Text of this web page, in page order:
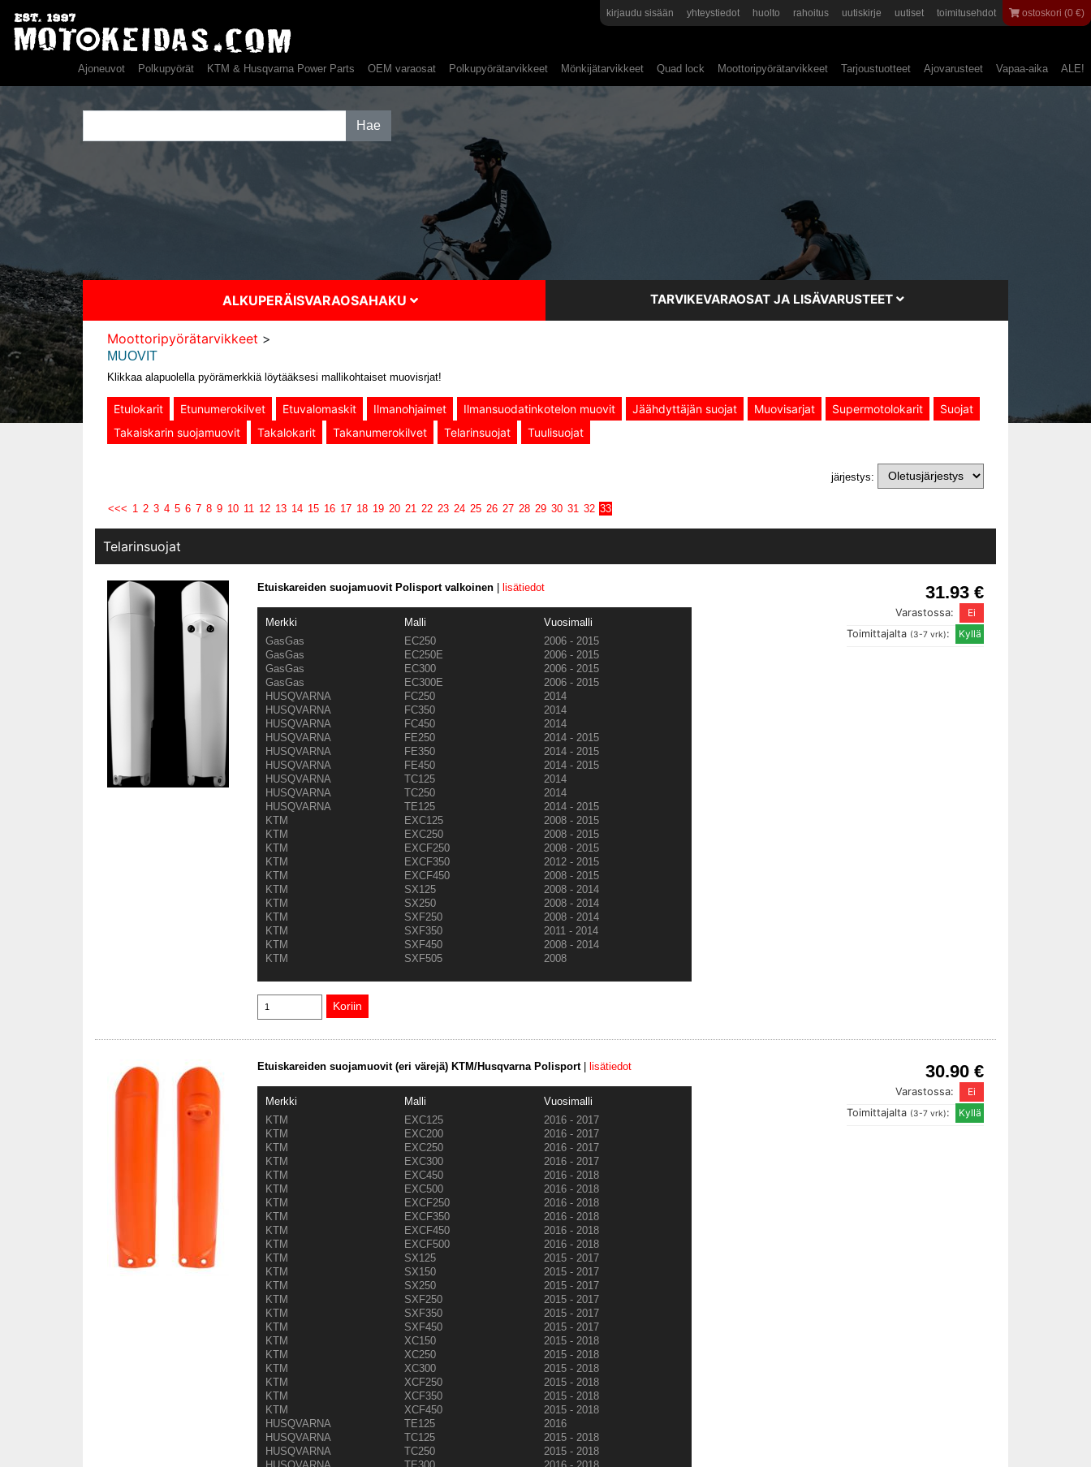
kirjaudu sisään yhteystiedot huolto rahoitus uutiskirje uutiset toimitusehdot ostoskori (0 €)
Ajoneuvot Polkupyörät KTM & Husqvarna Power Parts OEM varaosat Polkupyörätarvikkeet Mönkijätarvikkeet Quad lock Moottoripyörätarvikkeet Tarjoustuotteet Ajovarusteet Vapaa-aika ALE!
ALKUPERÄISVARAOSAHAKU TARVIKEVARAOSAT JA LISÄVARUSTEET
Moottoripyörätarvikkeet >
MUOVIT
Klikkaa alapuolella pyörämerkkiä löytääksesi mallikohtaiset muovisrjat!
Etulokarit Etunumerokilvet Etuvalomaskit Ilmanohjaimet Ilmansuodatinkotelon muovit Jäähdyttäjän suojat Muovisarjat Supermotolokarit
Suojat
Takaiskarin suojamuovit
Takalokarit Takanumerokilvet Telarinsuojat Tuulisuojat
järjestys:
<<< 1 2 3 4 5 6 7 8 9 10 11 12 13 14 15 16 17 18 19 20 21 22 23 24 25 26 27 28 29 30 31 32 33
Telarinsuojat
31.93 €
Varastossa:
Toimittajalta (3-7 vrk):
Etuiskareiden suojamuovit Polisport valkoinen lisätiedot
Merkki Malli
Vuosimalli
GasGas
EC250
2006 - 2015
GasGas
EC250E
2006 - 2015
GasGas
EC300
2006 - 2015
GasGas
EC300E
2006 - 2015
HUSQVARNA
FC250
2014
HUSQVARNA
FC350
2014
HUSQVARNA
FC450
2014
HUSQVARNA
FE250
2014 - 2015
HUSQVARNA
FE350
2014 - 2015
HUSQVARNA
FE450
2014 - 2015
HUSQVARNA
TC125
2014
HUSQVARNA
TC250
2014
HUSQVARNA
TE125
2014 - 2015
KTM
EXC125
2008 - 2015
KTM
EXC250
2008 - 2015
KTM
EXCF250
2008 - 2015
KTM
EXCF350
2012 - 2015
KTM
EXCF450
2008 - 2015
KTM
SX125
2008 - 2014
KTM
SX250
2008 - 2014
KTM
SXF250
2008 - 2014
KTM
SXF350
2011 - 2014
KTM
SXF450
2008 - 2014
KTM
SXF505 2008
30.90 €
Varastossa:
Toimittajalta (3-7 vrk):
Etuiskareiden suojamuovit (eri värejä) KTM/Husqvarna Polisport| lisätiedot
Merkki Malli
Vuosimalli
KTM
EXC125
2016 - 2017
KTM
EXC200
2016 - 2017
KTM
EXC250
2016 - 2017
KTM
EXC300
2016 - 2017
KTM
EXC450
2016 - 2018
KTM
EXC500
2016 - 2018
KTM
EXCF250
2016 - 2018
KTM
EXCF350
2016 - 2018
KTM
EXCF450
2016 - 2018
KTM
EXCF500
2016 - 2018
KTM
SX125
2015 - 2017
KTM
SX150
2015 - 2017
KTM
SX250
2015 - 2017
KTM
SXF250
2015 - 2017
KTM
SXF350
2015 - 2017
KTM
SXF450
2015 - 2017
KTM
XC150
2015 - 2018
KTM
XC250
2015 - 2018
KTM
XC300
2015 - 2018
KTM
XCF250
2015 - 2018
KTM
XCF350
2015 - 2018
KTM
XCF450
2015 - 2018
HUSQVARNA
TE125
2016
HUSQVARNA
TC125
2015 - 2018
HUSQVARNA
TC250
2015 - 2018